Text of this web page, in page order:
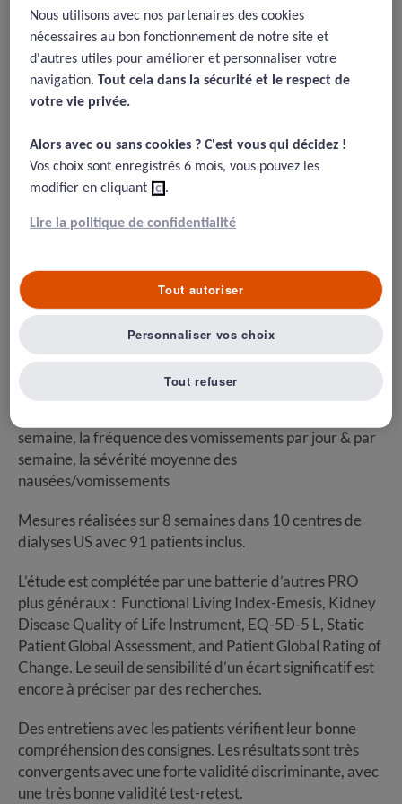
PROM sur les signes de nausées
et vomissements dans le
traitement par calcimimétique
de l’hyperparathyroidisme
McHorney, C. A., Bensink, M. E., Burke, L. B., Belozeroff, V., &
Gwaltney, C. (2017). Development and psychometric validation of
outcome (PRO) instrument for adults with secondary
Résumé
Le questionnaire permet d’établir trois scores : le
semaine, la fréquence des vomissements par jour & par
semaine, la sévérité moyenne des
nausées/vomissements
Mesures réalisées sur 8 semaines dans 10 centres de
dialyses US avec 91 patients inclus.
L’étude est complétée par une batterie d’autres PRO
plus généraux : Functional Living Index-Emesis, Kidney
Disease Quality of Life Instrument, EQ-5D-5 L, Static
Patient Global Assessment, and Patient Global Rating of
Change. Le seuil de sensibilité d’un écart significatif est
encore à préciser par des recherches.
Des entretiens avec les patients vérifient leur bonne
compréhension des consignes. Les résultats sont très
convergents avec une forte validité discriminante, avec
une très bonne validité test-retest.
Nous utilisons avec nos partenaires des cookies
nécessaires au bon fonctionnement de notre site et
d'autres utiles pour améliorer et personnaliser votre
navigation.Tout cela dans la sécurité et le respect de
votre vie privée.​
Alors avec ou sans cookies ? C'est vous qui décidez !​
Vos choix sont enregistrés 6 mois, vous pouvez les
modifier en cliquant ici.
Lire la politique de confidentialité
Tout refuser
Tout autoriser
Personnaliser vos choix